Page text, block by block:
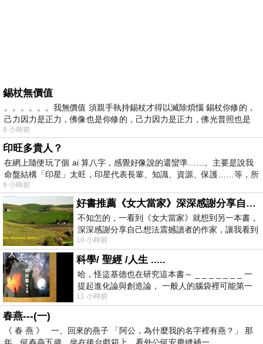
錫杖無價值
。。。。。。我無價值 須親手執持錫杖才得以滅除煩惱 錫杖你修的，
己力因力是正力，佛像也是你修的，己力因力是正力，佛光普照也是
9 小時前
印旺多貴人？
在網上隨便玩了個 ai 算八字，感覺好像說的還蠻準……。主要是說我
命盤結構「印星」太旺，印星代表長輩、知識、資源、保護……等，所
9 小時前
好書推薦《女大當家》深深感謝分享自己想法震撼讀者的作家，讓我看到不同樣貌的家庭！
不知怎的，一看到《女大當家》就想到另一本書，
深深感謝分享自己想法震撼讀者的作家，讓我看到
不同樣貌的家庭！ 《女大
10 小時前
科學/ 聖經 /人生 .....
哈，怪盜基德也在研究這本書～ _ _ _ _ _ _ _ 一
提起進化論與創造論， 一般人的腦袋裡可能第一
時間就有「 進化論很科
11 小時前
春燕---(一)
《 春 燕 》 一、回來的燕子 「阿公，為什麼我的名字裡有燕？」 那